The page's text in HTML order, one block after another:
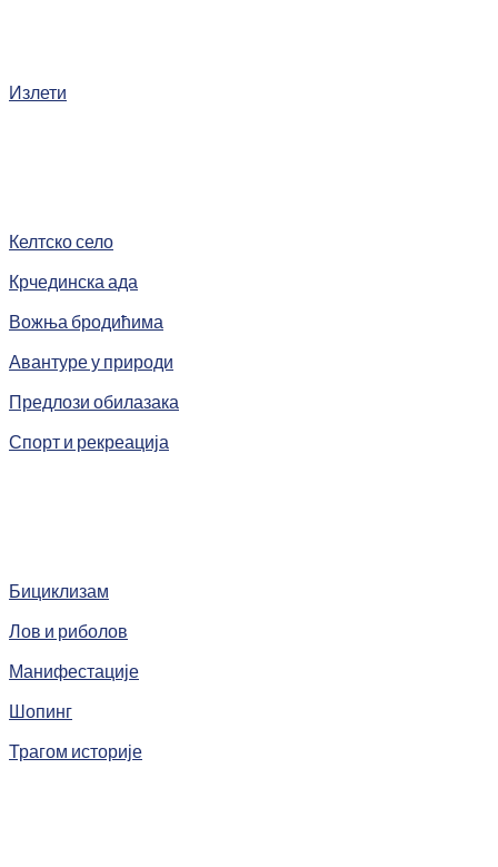
Излети
Келтско село
Крчединска ада
Вожња бродићима
Авантуре у природи
Предлози обилазака
Спорт и рекреација
Бициклизам
Лов и риболов
Манифестације
Шопинг
Трагом историје